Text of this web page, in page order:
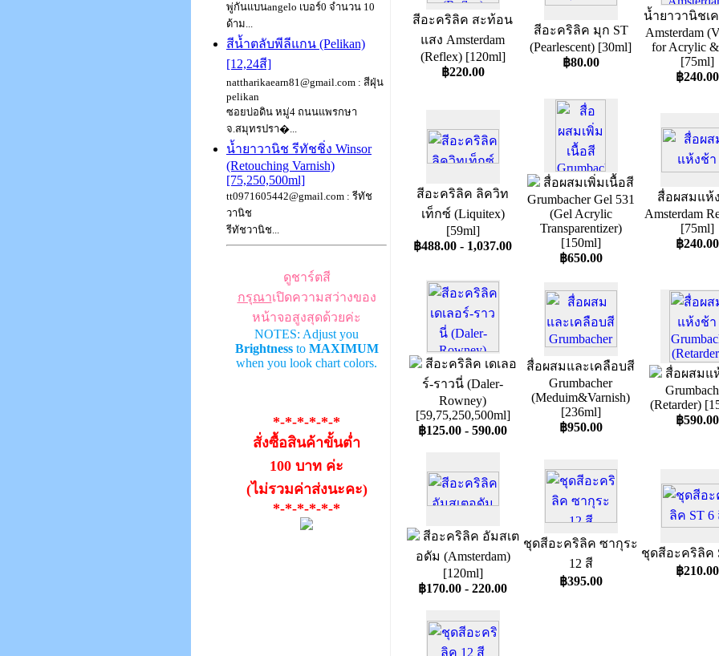
พู่กันแบนangelo เบอร์0 จำนวน 10
ด้าม...
สีน้ำตลับพีลีแกน (Pelikan)
[12,24สี]
nattharikaearn81@gmail.com : สีฝุ่น
pelikan
ซอยบ่อดิน หมู่4 ถนนแพรกษา
จ.สมุทรปรา�...
น้ำยาวานิช รีทัชชิ่ง Winsor
(Retouching Varnish)
[75,250,500ml]
tt0971605442@gmail.com : รีทัช
วานิช
รีทัชวานิช...
ดูชาร์ตสี
กรุณาเปิดความสว่างของ
หน้าจอสูงสุดด้วยค่ะ
NOTES: Adjust you
Brightnessto MAXIMUM
when you look chart colors.
*-*-*-*-*-*
สั่งซื้อสินค้าขั้นต่ำ
100 บาท ค่ะ
(ไม่รวมค่าส่งนะคะ)
*-*-*-*-*-*
สีอะคริลิค สะท้อน
แสง Amsterdam
(Reflex) [120ml]
฿220.00
สีอะคริลิค มุก ST
(Pearlescent) [30ml]
฿80.00
น้ำยาวานิชเ
Amsterdam
for Acrylic
[75ml]
฿240.00
สีอะคริลิค ลิควิท
เท็กซ์ (Liquitex)
[59ml]
฿488.00 - 1,037.00
สื่อผสมเพิ่มเนื้อสี
Grumbacher Gel 531
(Gel Acrylic
Transparentizer)
[150ml]
฿650.00
สื่อผสมแห้
Amsterdam
[75ml]
฿240.00
สีอะคริลิค เดเลอ
ร์-ราวนี่ (Daler-
Rowney)
[59,75,250,500ml]
฿125.00 - 590.00
สื่อผสมและเคลือบสี
Grumbacher
(Meduim&Varnish)
[236ml]
฿950.00
สื่อผสมแ
(Retarder)
฿590.00
สีอะคริลิค อัมสเต
อดัม (Amsterdam)
[120ml]
฿170.00 - 220.00
ชุดสีอะคริลิค ซากุระ
12 สี
฿395.00
ชุดสีอะคริลิค
฿210.00